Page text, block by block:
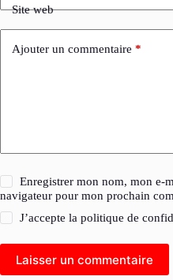
Site web
Ajouter un commentaire *
Enregistrer mon nom, mon e-
navigateur pour mon prochain
J’accepte lapolitique de
Laisser un commentaire